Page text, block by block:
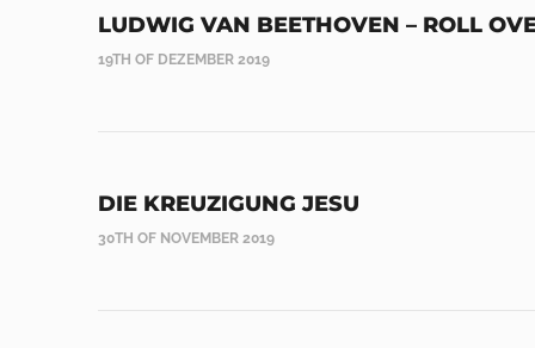
LUDWIG VAN BEETHOVEN – ROLL
19TH OF DEZEMBER 2019
DIE KREUZIGUNG JESU
30TH OF NOVEMBER 2019